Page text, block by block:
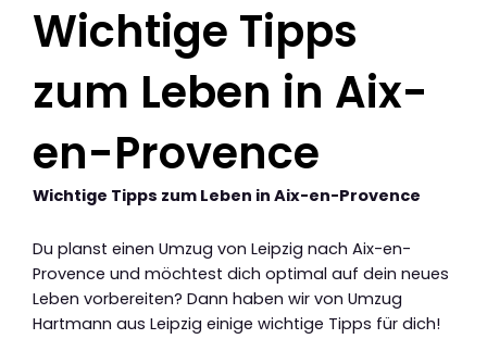
Wichtige Tipps
zum Leben in Aix-
en-Provence
Wichtige Tipps zum Leben in Aix-en-Provence
Du planst einen Umzug von Leipzig nach Aix-en-
Provence und möchtest dich optimal auf dein neues
Leben vorbereiten? Dann haben wir von Umzug
Hartmann aus Leipzig einige wichtige Tipps für dich!